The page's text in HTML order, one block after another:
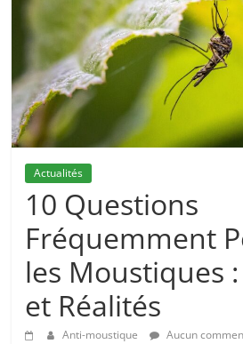
Actualités
10 Questions
Fréquemment
les Moustiques
et Réalités
Anti-moustique Aucun